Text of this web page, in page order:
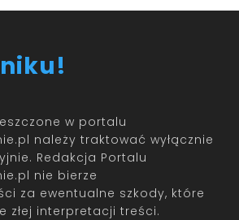
w portalu
należy traktować wyłącznie
Redakcja Portalu
nie bierze
za ewentualne szkody, które
złej interpretacji treści.